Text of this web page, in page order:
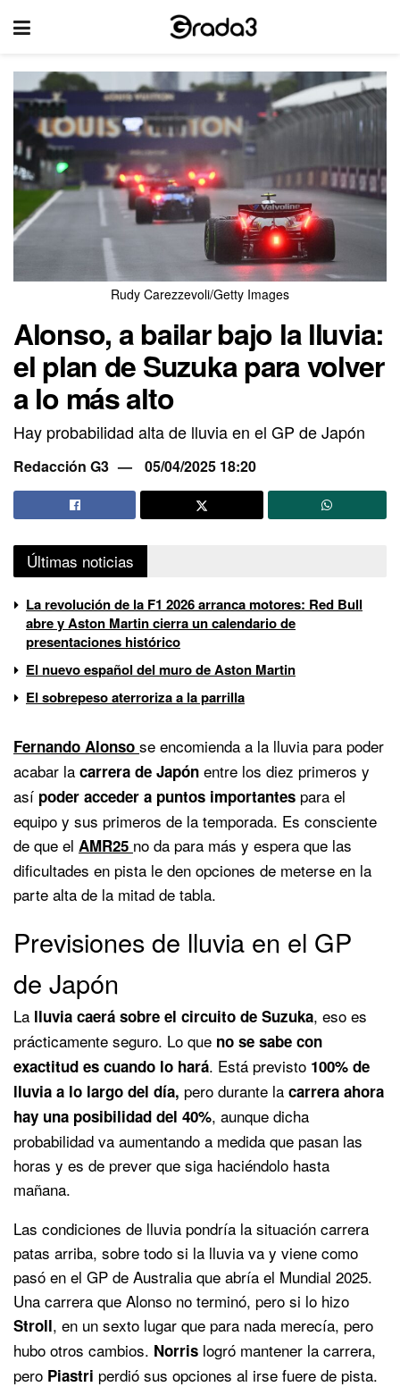
Rudy Carezzevoli/Getty Images
Alonso, a bailar bajo la lluvia:
el plan de Suzuka para volver
a lo más alto
Hay probabilidad alta de lluvia en el GP de Japón
Redacción G3 05/04/2025 18:20
Últimas noticias
La revolución de la F1 2026 arranca motores: Red Bull
abre y Aston Martin cierra un calendario de
presentaciones histórico
El nuevo español del muro de Aston Martin
El sobrepeso aterroriza a la parrilla
Fernando Alonso se encomienda a la lluvia para poder
acabar la carrera de Japón entre los diez primeros y
así poder acceder a puntos importantes para el
equipo y sus primeros de la temporada. Es consciente
de que el AMR25 no da para más y espera que las
dificultades en pista le den opciones de meterse en la
parte alta de la mitad de tabla.
Previsiones de lluvia en el GP
de Japón
La lluvia caerá sobre el circuito de Suzuka, eso es
prácticamente seguro. Lo que no se sabe con
exactitud es cuando lo hará. Está previsto 100% de
lluvia a lo largo del día, pero durante la carrera ahora
hay una posibilidad del 40%, aunque dicha
probabilidad va aumentando a medida que pasan las
horas y es de prever que siga haciéndolo hasta
mañana.
Las condiciones de lluvia pondría la situación carrera
patas arriba, sobre todo si la lluvia va y viene como
pasó en el GP de Australia que abría el Mundial 2025.
Una carrera que Alonso no terminó, pero si lo hizo
Stroll, en un sexto lugar que para nada merecía, pero
hubo otros cambios. Norris logró mantener la carrera,
pero Piastri perdió sus opciones al irse fuere de pista.